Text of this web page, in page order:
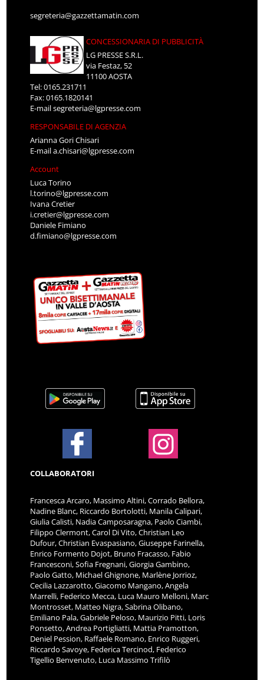
segreteria@gazzettamatin.com
CONCESSIONARIA DI PUBBLICITÀ
LG PRESSE S.R.L.
via Festaz, 52
11100 AOSTA
Tel: 0165.231711
Fax: 0165.1820141
E-mailsegreteria@lgpresse.com
RESPONSABILE DI AGENZIA
Arianna Gori Chisari
E-maila.chisari@lgpresse.com
Account
Luca Torino
l.torino@lgpresse.com
Ivana Cretier
i.cretier@lgpresse.com
Daniele Fimiano
d.fimiano@lgpresse.com
COLLABORATORI
Francesca Arcaro, Massimo Altini, Corrado Bellora,
Nadine Blanc, Riccardo Bortolotti, Manila Calipari,
Giulia Calisti, Nadia Camposaragna, Paolo Ciambi,
Filippo Clermont, Carol Di Vito, Christian Leo
Dufour, Christian Evaspasiano, Giuseppe Farinella,
Enrico Formento Dojot, Bruno Fracasso, Fabio
Francesconi, Sofia Fregnani, Giorgia Gambino,
Paolo Gatto, Michael Ghignone, Marlène Jorrioz,
Cecilia Lazzarotto, Giacomo Mangano, Angela
Marrelli, Federico Mecca, Luca Mauro Melloni, Marc
Montrosset, Matteo Nigra, Sabrina Olibano,
Emiliano Pala, Gabriele Peloso, Maurizio Pitti, Loris
Ponsetto, Andrea Portigliatti, Mattia Pramotton,
Deniel Pession, Raffaele Romano, Enrico Ruggeri,
Riccardo Savoye, Federica Tercinod, Federico
Tigellio Benvenuto, Luca Massimo Trifilò